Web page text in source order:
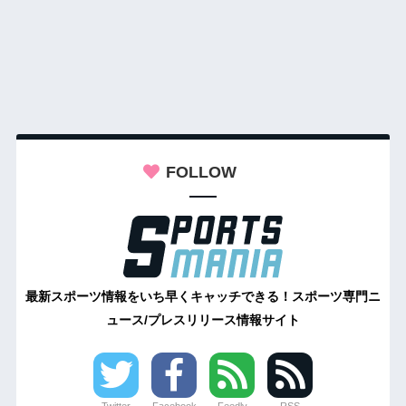
FOLLOW
最新スポーツ情報をいち早くキャッチできる！スポーツ専門ニ
ュース/プレスリリース情報サイト